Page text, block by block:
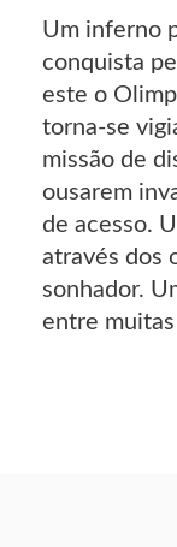
Um inferno
conquista
este o
torna-se
missão de
ousarem
de acesso.
através dos
sonhador.
entre